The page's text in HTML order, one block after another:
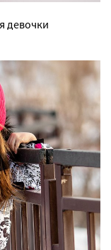
девочки